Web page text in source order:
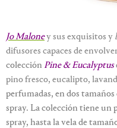
Jo Maloney sus exquisitos y
difusores capaces de
colección Pine & Eucalyptus
pino fresco, eucalipto,
perfumadas, en dos
spray. La colección tiene un
spray, hasta la vela de